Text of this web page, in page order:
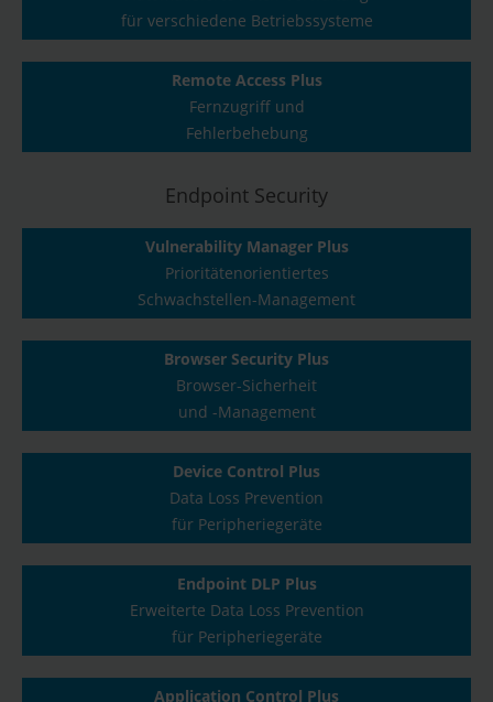
für verschiedene Betriebssysteme
Remote Access Plus
Fernzugriff und
Fehlerbehebung
Endpoint Security
Vulnerability Manager Plus
Prioritätenorientiertes
Schwachstellen-Management
Browser Security Plus
Browser-Sicherheit
und -Management
Device Control Plus
Data Loss Prevention
für Peripheriegeräte
Endpoint DLP Plus
Erweiterte Data Loss Prevention
für Peripheriegeräte
Application Control Plus